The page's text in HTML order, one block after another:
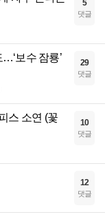
5
댓글
보수 잠룡’
29
댓글
스 소연 (꽃
10
댓글
12
댓글